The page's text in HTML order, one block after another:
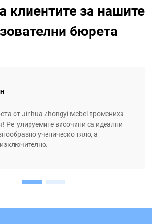
клиентите за нашите
бюрета
от Jinhua Zhongyi Mebel промениха
Регулируемите височини са идеални
ученическо тяло, а